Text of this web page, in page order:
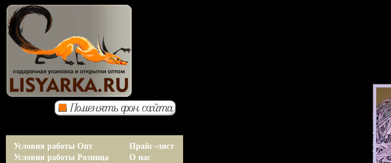
Условия работы Опт
Условия работы Розница
Прайс-лист
О нас